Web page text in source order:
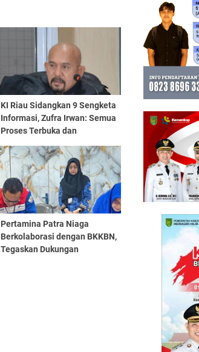
KI Riau Sidangkan 9 Sengketa
Informasi, Zufra Irwan: Semua
Proses Terbuka dan
Pertamina Patra Niaga
Berkolaborasi dengan BKKBN,
Tegaskan Dukungan